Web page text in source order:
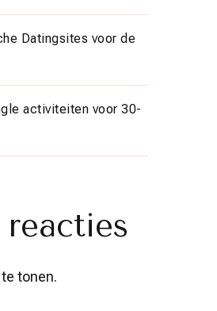
Datingsites voor de
activiteiten voor 30-
reacties
tonen.